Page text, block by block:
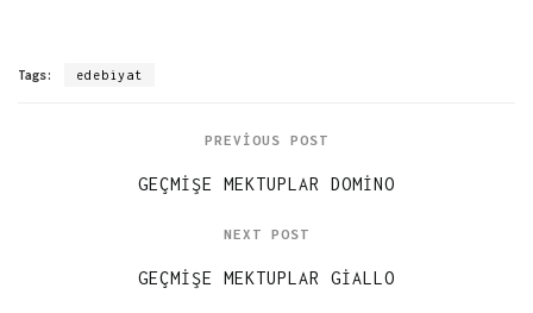
Tags: edebiyat
PREVIOUS POST
GEÇMIŞE MEKTUPLAR DOMINO
NEXT POST
GEÇMIŞE MEKTUPLAR GIALLO